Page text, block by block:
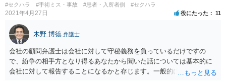
#セクハラ #手術ミス・事故 #患者・入所者側 #セクハラ
2021年4月27日 役にたった 11
木野 博徳 弁護士
会社の顧問弁護士は会社に対して守秘義務を負っているだけですの
で、紛争の相手方となり得るあなたから聞いた話については基本的に
会社に対して報告することになるかと存じます。一般的に弁護士かぎ